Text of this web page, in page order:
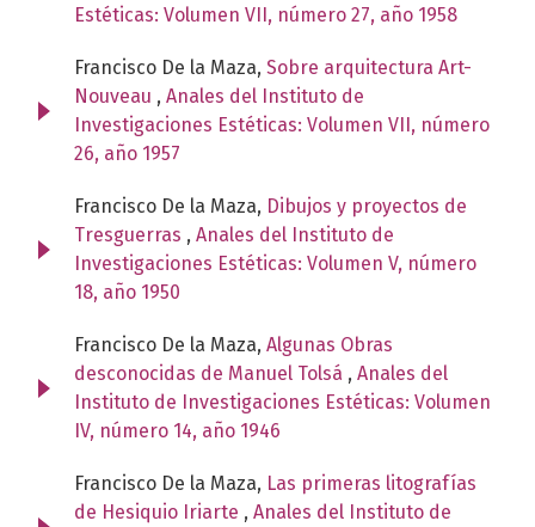
Estéticas: Volumen VII, número 27, año 1958
Francisco De la Maza, Sobre arquitectura Art-
Nouveau , Anales del Instituto de
Investigaciones Estéticas: Volumen VII, número
26, año 1957
Francisco De la Maza, Dibujos y proyectos de
Tresguerras , Anales del Instituto de
Investigaciones Estéticas: Volumen V, número
18, año 1950
Francisco De la Maza, Algunas Obras
desconocidas de Manuel Tolsá , Anales del
Instituto de Investigaciones Estéticas: Volumen
IV, número 14, año 1946
Francisco De la Maza, Las primeras litografías
de Hesiquio Iriarte , Anales del Instituto de